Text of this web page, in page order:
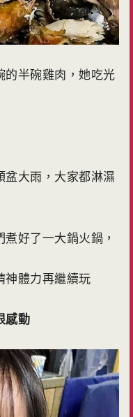
的半碗雞肉，她吃光
大雨，大家都淋濕
好了一大鍋火鍋，
神體力再繼續玩
感動